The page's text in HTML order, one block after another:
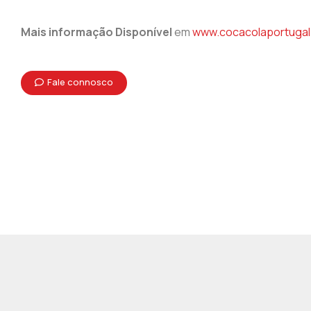
Mais informação Disponívelem
Fale connosco